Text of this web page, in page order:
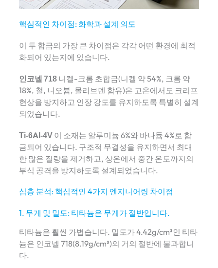
핵심적인 차이점: 화학과 설계 의도
이 두 합금의 가장 큰 차이점은 각각 어떤 환경에 최적
화되어 있는지에 있습니다.
인코넬 718니켈-크롬 초합금(니켈 약 54%, 크롬 약
18%, 철, 니오븀, 몰리브덴 함유)은 고온에서도 크리프
현상을 방지하고 인장 강도를 유지하도록 특별히 설계
되었습니다.
Ti-6Al-4V이 소재는 알루미늄 6%와 바나듐 4%로 합
금되어 있습니다. 구조적 무결성을 유지하면서 최대
한 많은 질량을 제거하고, 상온에서 중간 온도까지의
부식 공격을 방지하도록 설계되었습니다.
심층 분석: 핵심적인 4가지 엔지니어링 차이점
1. 무게 및 밀도: 티타늄은 무게가 절반입니다.
티타늄은 훨씬 가볍습니다. 밀도가 4.42g/cm³인 티타
늄은 인코넬 718(8.19g/cm³)의 거의 절반에 불과합니
다.